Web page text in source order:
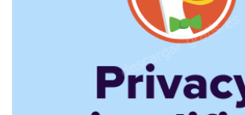
En el mundo de Internet no solamente
navegadores Microsoft Edge, Firefox o
que aunque junto a Safari de Mac sean
tener en cuenta también la privacidad
ya que es un lugar […]